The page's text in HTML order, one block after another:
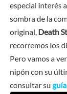
especial interés
sombra de la
original, Death
recorremos los
Pero vamos a
nipón con su
consultar su